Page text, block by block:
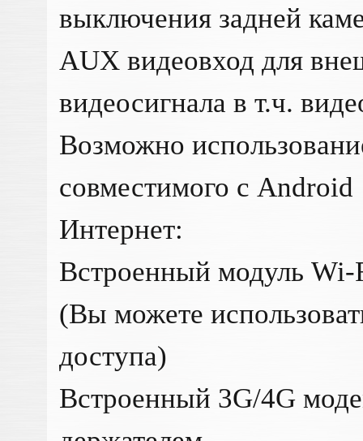
выключения задней
AUX видеовход для
видеосигнала в т.ч.
Возможно
совместимого с Android
Интернет:
Встроенный модуль
(Вы можете
доступа)
Встроенный 3G/4G